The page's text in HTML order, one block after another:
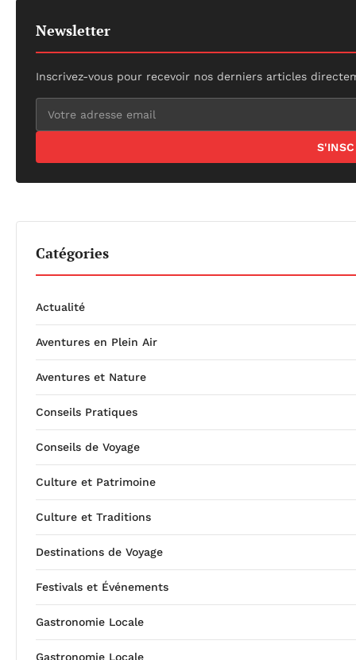
Newsletter
Inscrivez-vous pour recevoir nos derniers articles
Catégories
Actualité
Aventures en Plein Air
Aventures et Nature
Conseils Pratiques
Conseils de Voyage
Culture et Patrimoine
Culture et Traditions
Destinations de Voyage
Festivals et Événements
Gastronomie Locale
Gastronomie Locale